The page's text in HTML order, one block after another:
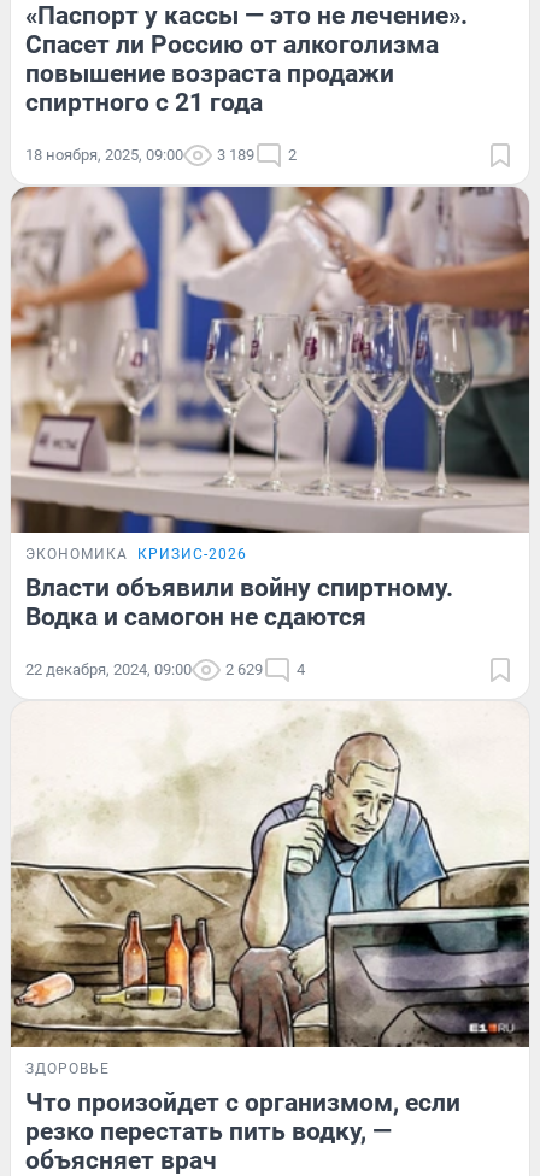
«Паспорт у кассы — это не лечение».
Спасет ли Россию от алкоголизма
повышение возраста продажи
спиртного с 21 года
18 ноября, 2025, 09:00 3 189 2
ЭКОНОМИКА КРИЗИС-2026
Власти объявили войну спиртному.
Водка и самогон не сдаются
22 декабря, 2024, 09:00 2 629 4
ЗДОРОВЬЕ
Что произойдет с организмом, если
резко перестать пить водку, —
объясняет врач